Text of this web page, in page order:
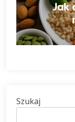
Jak
Szukaj